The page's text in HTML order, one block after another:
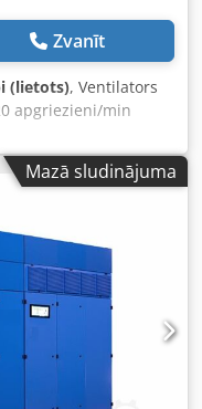
Zvanīt
(lietots), Ventilators
apgriezieni/min
Mazā sludinājuma